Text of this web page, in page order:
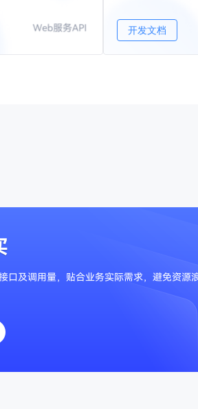
开发文档